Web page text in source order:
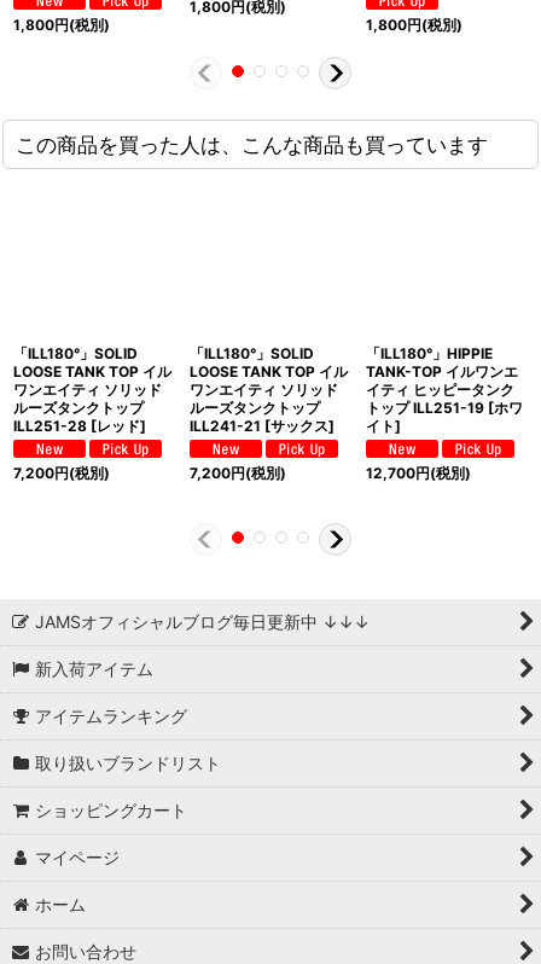
1,800円(税別)
1,800円(税別)
1,800円(税別)
この商品を買った人は、こんな商品も買っています
「ILL180°」SOLID
LOOSE TANK TOP イル
ワンエイティ ソリッド
ルーズタンクトップ
ILL251-28 [レッド]
7,200円(税別)
「ILL180°」SOLID
LOOSE TANK TOP イル
ワンエイティ ソリッド
ルーズタンクトップ
ILL241-21 [サックス]
7,200円(税別)
「ILL180°」HIPPIE
TANK-TOP イルワンエ
イティ ヒッピータンク
トップ ILL251-19 [ホワ
イト]
12,700円(税別)
JAMSオフィシャルブログ毎日更新中 ↓↓↓
新入荷アイテム
アイテムランキング
取り扱いブランドリスト
ショッピングカート
マイページ
ホーム
お問い合わせ